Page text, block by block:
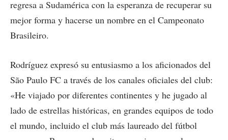
regresa a Sudamérica con la esperanza de recuperar su
mejor forma y hacerse un nombre en el Campeonato
Brasileiro.
Rodríguez expresó su entusiasmo a los aficionados del
São Paulo FC a través de los canales oficiales del club:
«He viajado por diferentes continentes y he jugado al
lado de estrellas históricas, en grandes equipos de todo
el mundo, incluido el club más laureado del fútbol